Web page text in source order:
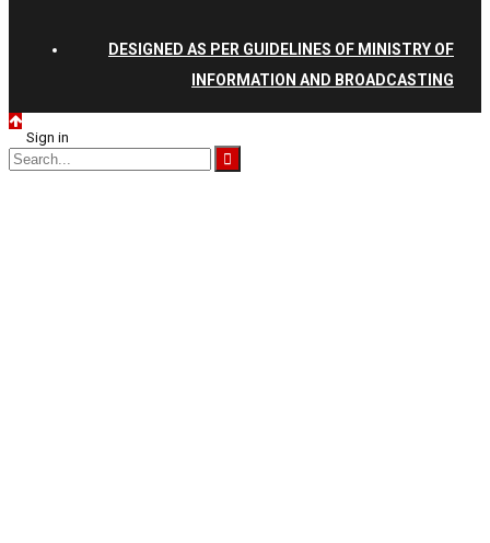
DESIGNED AS PER GUIDELINES OF MINISTRY OF
INFORMATION AND BROADCASTING
Sign in